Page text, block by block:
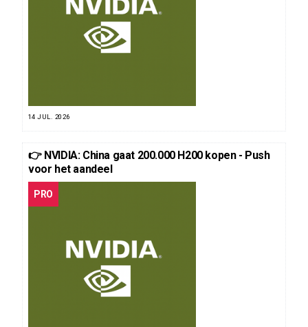
14 JUL. 2026
👉 NVIDIA: China gaat 200.000 H200 kopen - Push
voor het aandeel
PRO